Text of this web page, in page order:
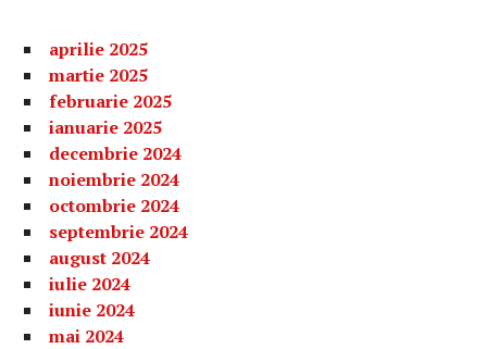
aprilie 2025
martie 2025
februarie 2025
ianuarie 2025
decembrie 2024
noiembrie 2024
octombrie 2024
septembrie 2024
august 2024
iulie 2024
iunie 2024
mai 2024